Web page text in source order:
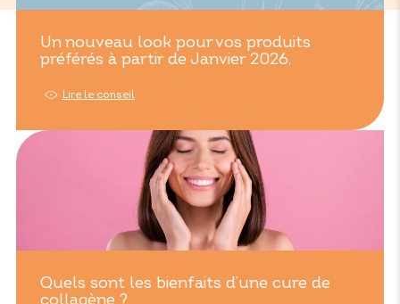
Un nouveau look pour vos produits
préférés à partir de Janvier 2026.
Lire le conseil
Quels sont les bienfaits d’une cure de
collagène ?